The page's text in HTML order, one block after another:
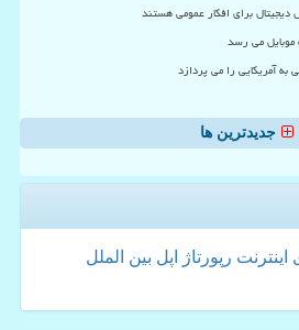
دیجیتال برای افکار عمومی هستند
موبایل می رسد
به آمریکایی را می پردازد
جدیدترین ها
اینترنت رپورتاژ اپل بین الملل